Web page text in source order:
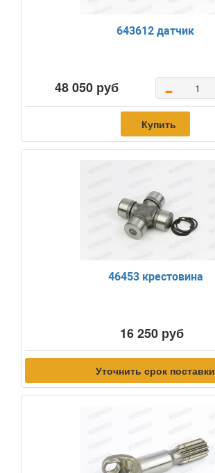
643612 датчик
48 050 руб -
Купить
46453 крестовина
16 250 руб
Уточнить срок поставки